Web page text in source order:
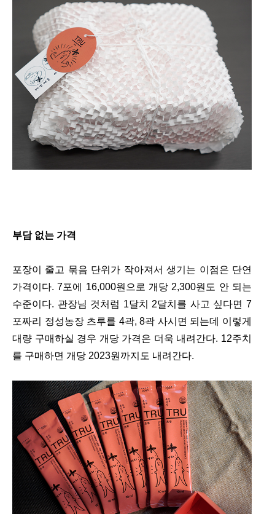
부담 없는 가격
포장이 줄고 묶음 단위가 작아져서 생기는 이점은 단연
가격이다. 7포에 16,000원으로 개당 2,300원도 안 되는
수준이다. 관장님 것처럼 1달치 2달치를 사고 싶다면 7
포짜리 정성농장 츠루를 4곽, 8곽 사시면 되는데 이렇게
대량 구매하실 경우 개당 가격은 더욱 내려간다. 12주치
를 구매하면 개당 2023원까지도 내려간다.